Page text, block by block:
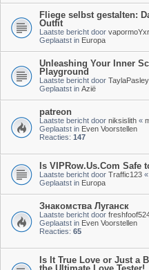
Fliege selbst gestalten:
Outfit
Laatste bericht door vapormoYxr
Geplaatst in Europa
Unleashing Your Inner
Playground
Laatste bericht door TaylaPasley
Geplaatst in Azië
patreon
Laatste bericht door niksislith «
Geplaatst in Even Voorstellen
Reacties: 147
Is VIPRow.Us.Com Safe
Laatste bericht door Traffic123 «
Geplaatst in Europa
Знакомства Луганск
Laatste bericht door
Geplaatst in Even Voorstellen
Reacties: 65
Is It True Love or Just a